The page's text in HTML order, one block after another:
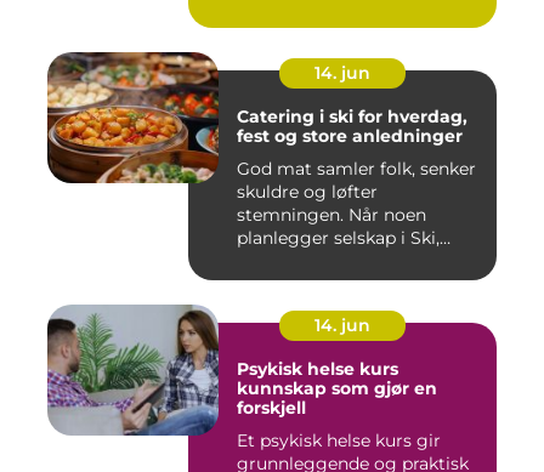
14. jun
Catering i ski for hverdag,
fest og store anledninger
God mat samler folk, senker
skuldre og løfter
stemningen. Når noen
planlegger selskap i Ski,
14. jun
Psykisk helse kurs
kunnskap som gjør en
forskjell
Et psykisk helse kurs gir
grunnleggende og praktisk